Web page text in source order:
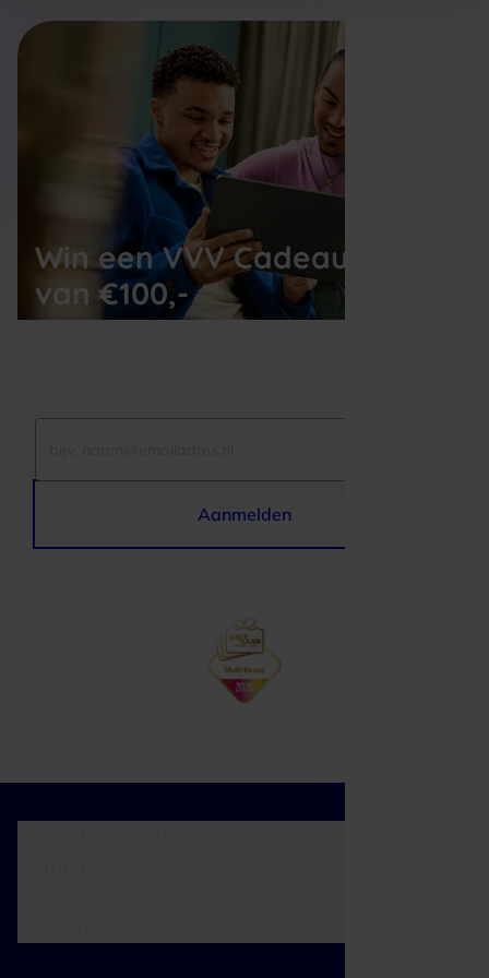
Win een VVV Cadeaukaart
van €100,-
Aanmelden